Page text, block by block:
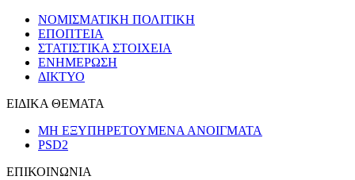
ΝΟΜΙΣΜΑΤΙΚΗ ΠΟΛΙΤΙΚΗ
ΕΠΟΠΤΕΙΑ
ΣΤΑΤΙΣΤΙΚΑ ΣΤΟΙΧΕΙΑ
ΕΝΗΜΕΡΩΣΗ
ΔΙΚΤΥΟ
ΕΙΔΙΚΑ ΘΕΜΑΤΑ
ΜΗ ΕΞΥΠΗΡΕΤΟΥΜΕΝΑ ΑΝΟΙΓΜΑΤΑ
PSD2
ΕΠΙΚΟΙΝΩΝΙΑ